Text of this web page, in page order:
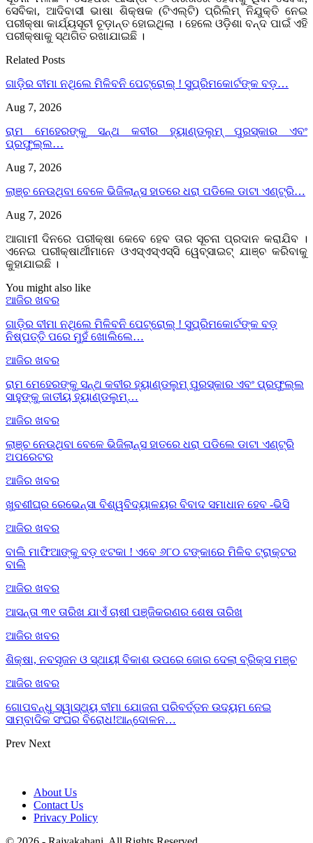
ସେବିକା, ଆଦିବାସୀ ଭାଷା ଶିକ୍ଷକ (ଟିଏଲ୍‌ଟି) ପ୍ରିଲିମ୍‌ ନିଯୁକ୍ତି ନେଇ
ପରୀକ୍ଷା କାର୍ଯ୍ୟସୂଚୀ ଚୂଡ଼ାନ୍ତ ହୋଇଥିଲା । ହେଲେ ଓଡ଼ିଶା ବନ୍ଦ ପାଇଁ ଏହି
ପରୀକ୍ଷାକୁ ସ୍ଥଗିତ ରଖାଯାଇଛି ।
Related Posts
ଗାଡ଼ିର ବୀମା ନଥିଲେ ମିଳିବନି ପେଟ୍ରୋଲ୍ ! ସୁପ୍ରିମକୋର୍ଟଙ୍କ ବଡ଼…
Aug 7, 2026
ରାମ ମେହେରଙ୍କୁ ସନ୍ଥ କବୀର ହ୍ୟାଣ୍ଡଲୁମ୍ ପୁରସ୍କାର ଏବଂ
ପ୍ରଫୁଲ୍ଲ…
Aug 7, 2026
ଲାଞ୍ଚ ନେଉଥିବା ବେଳେ ଭିଜିଲାନ୍ସ ହାତରେ ଧରା ପଡିଲେ ଡାଟା ଏଣ୍ଟ୍ରି…
Aug 7, 2026
ଆଗାମୀ ଦିନରେ ପରୀକ୍ଷା କେବେ ହେବ ତାର ସୂଚନା ପ୍ରଦାନ କରାଯିବ ।
ଏନେଇ ପରୀକ୍ଷାର୍ଥୀମାନେ ଓଏସ୍‌ଏସ୍‌ଏସ୍‌ସି ୱେବ୍‌ସାଇଟ୍‌ ଯାଞ୍ଚ କରିବାକୁ
କୁହାଯାଇଛି ।
You might also like
ଆଜିର ଖବର
ଗାଡ଼ିର ବୀମା ନଥିଲେ ମିଳିବନି ପେଟ୍ରୋଲ୍ ! ସୁପ୍ରିମକୋର୍ଟଙ୍କ ବଡ଼
ନିଷ୍ପତ୍ତି ପରେ ମୁହଁ ଖୋଲିଲେ…
ଆଜିର ଖବର
ରାମ ମେହେରଙ୍କୁ ସନ୍ଥ କବୀର ହ୍ୟାଣ୍ଡଲୁମ୍ ପୁରସ୍କାର ଏବଂ ପ୍ରଫୁଲ୍ଲ
ସାହୁଙ୍କୁ ଜାତୀୟ ହ୍ୟାଣ୍ଡଲୁମ୍…
ଆଜିର ଖବର
ଲାଞ୍ଚ ନେଉଥିବା ବେଳେ ଭିଜିଲାନ୍ସ ହାତରେ ଧରା ପଡିଲେ ଡାଟା ଏଣ୍ଟ୍ରି
ଅପରେଟର
ଆଜିର ଖବର
ଖୁବଶୀଘ୍ର ରେଭେନ୍ସା ବିଶ୍ୱବିଦ୍ୟାଳୟର ବିବାଦ ସମାଧାନ ହେବ -ଭିସି
ଆଜିର ଖବର
ବାଲି ମାଫିଆଙ୍କୁ ବଡ଼ ଝଟକା ! ଏବେ ୬୮୦ ଟଙ୍କାରେ ମିଳିବ ଟ୍ରାକ୍ଟର
ବାଲି
ଆଜିର ଖବର
ଆସନ୍ତା ୩୧ ତାରିଖ ଯାଏଁ ଚାଷୀ ପଞ୍ଜିକରଣର ଶେଷ ତାରିଖ
ଆଜିର ଖବର
ଶିକ୍ଷା, ନବସୃଜନ ଓ ସ୍ଥାୟୀ ବିକାଶ ଉପରେ ଜୋର ଦେଲା ବ୍ରିକ୍ସ ମଞ୍ଚ
ଆଜିର ଖବର
ଗୋପବନ୍ଧୁ ସ୍ୱାସ୍ଥ୍ୟ ବୀମା ଯୋଜନା ପରିବର୍ତ୍ତନ ଉଦ୍ୟମ ନେଇ
ସାମ୍ବାଦିକ ସଂଘର ବିରୋଧ!ଆନ୍ଦୋଳନ…
Prev Next
About Us
Contact Us
Privacy Policy